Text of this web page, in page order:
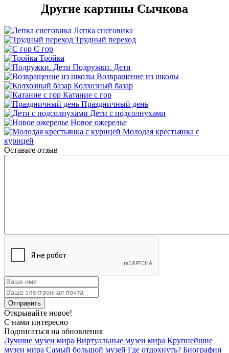
Другие картины Сычкова
Лепка снеговика
Трудный переход
С гор
Тройка
Подружки. Дети
Возвращение из школы
Колхозный базар
Катание с гор
Праздничный день
Дети с подсолнухами
Новое ожерелье
Молодая крестьянка с
курицей
Оставьте отзыв
Открывайте новое!
С нами интересно
Подписаться на обновления
Лучшие музеи мира Виртуальные музеи мира Крупнейшие
музеи мира Самый большой музей Где отдохнуть? Биографии